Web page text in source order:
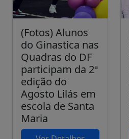
(Fotos) Alunos
do Ginastica nas
Quadras do DF
participam da 2ª
edição do
Agosto Lilás em
escola de Santa
Maria